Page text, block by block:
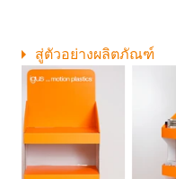
สู่ตัวอย่างผลิตภัณฑ์